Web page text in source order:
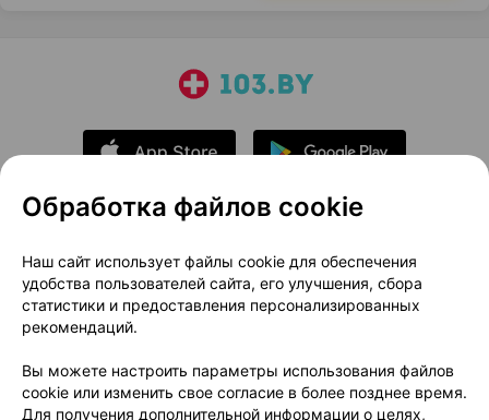
О проекте
Новости проекта
Размещение рекламы
Медицинский маркетинг
Публичный договор
Доставка
Способы оплаты
Вакансии
Партнеры
Написать руководителю 103.by
Обработка файлов cookie
Наш сайт использует файлы cookie для обеспечения
удобства пользователей сайта, его улучшения, сбора
статистики и предоставления персонализированных
рекомендаций.
Вы можете настроить параметры использования файлов
cookie или изменить свое согласие в более позднее время.
Для получения дополнительной информации о целях,